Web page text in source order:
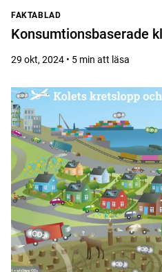
FAKTABLAD
Konsumtionsbaserade
29 okt, 2024 • 5 min att läsa